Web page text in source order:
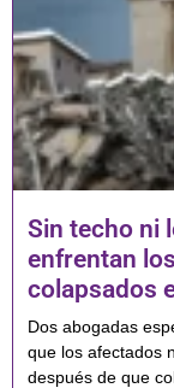
Sin techo ni
enfrentan
colapsados
Dos abogadas
que los afectados
después de que